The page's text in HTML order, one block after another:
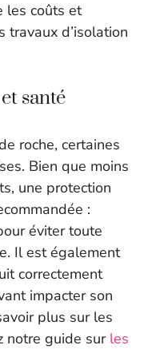
les coûts et
travaux d’isolation
santé
roche, certaines
Bien que moins
une protection
:
éviter toute
Il est également
correctement
impacter son
plus sur les
notre guide sur les